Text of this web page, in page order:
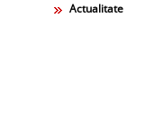
Actualitate